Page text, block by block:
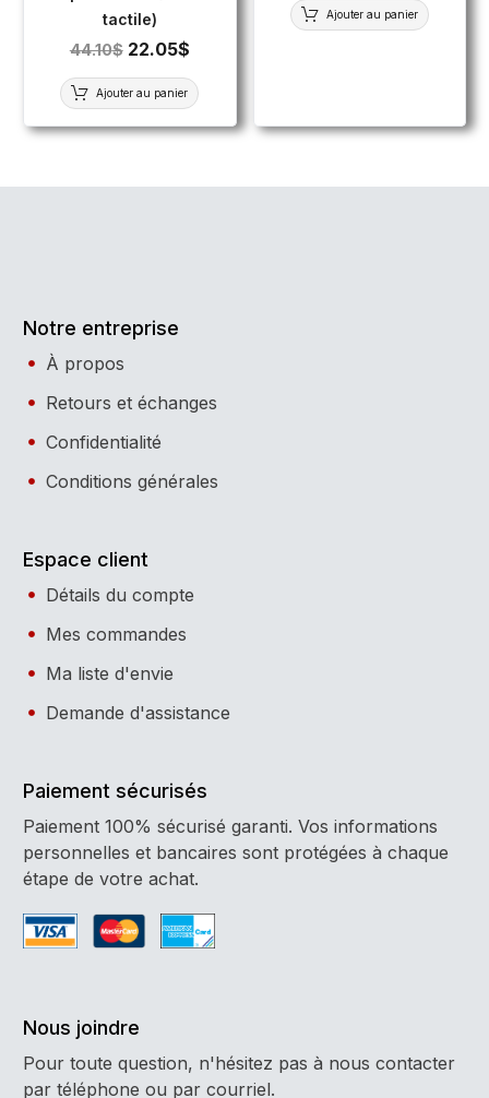
tactile)
44.10$ 22.05$
Ajouter au panier
Ajouter au panier
Notre entreprise
À propos
Retours et échanges
Confidentialité
Conditions générales
Espace client
Détails du compte
Mes commandes
Ma liste d'envie
Demande d'assistance
Paiement sécurisés
Paiement 100% sécurisé garanti. Vos informations
personnelles et bancaires sont protégées à chaque
étape de votre achat.
Nous joindre
Pour toute question, n'hésitez pas à nous contacter
par téléphone ou par courriel.